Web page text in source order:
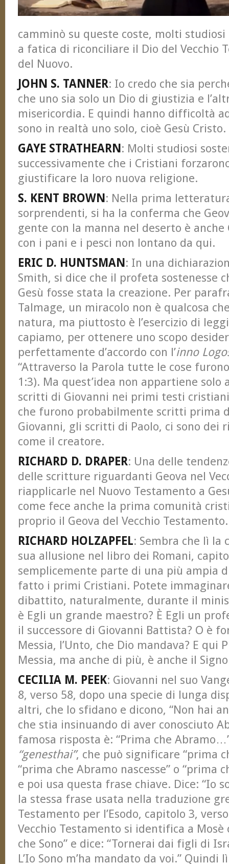
camminò su queste coste, molti
a fatica di riconciliare il Dio del Vecchio
del Nuovo.
JOHN S. TANNER: Io credo che sia
che uno sia solo un Dio di giustizia e
misericordia. E quindi hanno difficoltà
sono in realtà uno solo, cioè Gesù Cristo.
GAYE STRATHEARN: Molti studiosi
successivamente che i Cristiani
giustificare la loro nuova religione.
S. KENT BROWN: Nella prima
sorprendenti, si ha la conferma che
gente con la manna nel deserto è anche
con i pani e i pesci non lontano da qui.
ERIC D. HUNTSMAN: In una
Smith, si dice che il profeta sostenesse
Gesù fosse stata la creazione. Per
Talmage, un miracolo non è qualcosa
natura, ma piuttosto è l’esercizio di
capiamo, per ottenere uno scopo
perfettamente d’accordo con l’inno
“Attraverso la Parola tutte le cose
1:3). Ma quest’idea non appartiene solo
scritti di Giovanni nei primi testi
che furono probabilmente scritti prima
Giovanni, gli scritti di Paolo, ci sono dei
come il creatore.
RICHARD D. DRAPER: Una delle
delle scritture riguardanti Geova nel
riapplicarle nel Nuovo Testamento a
come fece anche la prima comunità
proprio il Geova del Vecchio Testamento.
RICHARD HOLZAPFEL: Sembra che lì la
sua allusione nel libro dei Romani,
semplicemente parte di una più ampia
fatto i primi Cristiani. Potete
dibattito, naturalmente, durante il
è Egli un grande maestro? È Egli un
il successore di Giovanni Battista? O è
Messia, l’Unto, che Dio mandava? E qui
Messia, ma anche di più, è anche il
CECILIA M. PEEK: Giovanni nel suo
8, verso 58, dopo una specie di lunga
altri, che lo sfidano e dicono, “Non hai
che stia insinuando di aver conosciuto
famosa risposta è: “Prima che
“genesthai”, che può significare “prima
“prima che Abramo nascesse” o “prima
e poi usa questa frase chiave. Dice: “Io
la stessa frase usata nella traduzione
Testamento per l’Esodo, capitolo 3,
Vecchio Testamento si identifica a Mosè
che Sono” e dice: “Tornerai dai figli di
L’Io Sono m’ha mandato da voi.”